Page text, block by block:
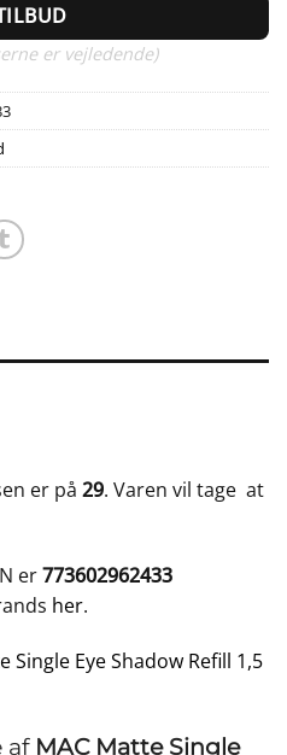
er vejledende)
er på 29. Varen vil tage at
er773602962433
her.
Single Eye Shadow Refill 1,5
af MAC Matte Single